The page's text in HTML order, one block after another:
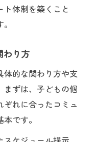
体制を築くこと
わり方
的な関わり方や支
ずは、子どもの個
れに合ったコミュ
です。